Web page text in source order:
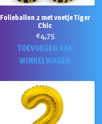
Folieballon 2 met voetje Tiger
Chic
€4,75
TOEVOEGEN AAN
WINKELWAGEN